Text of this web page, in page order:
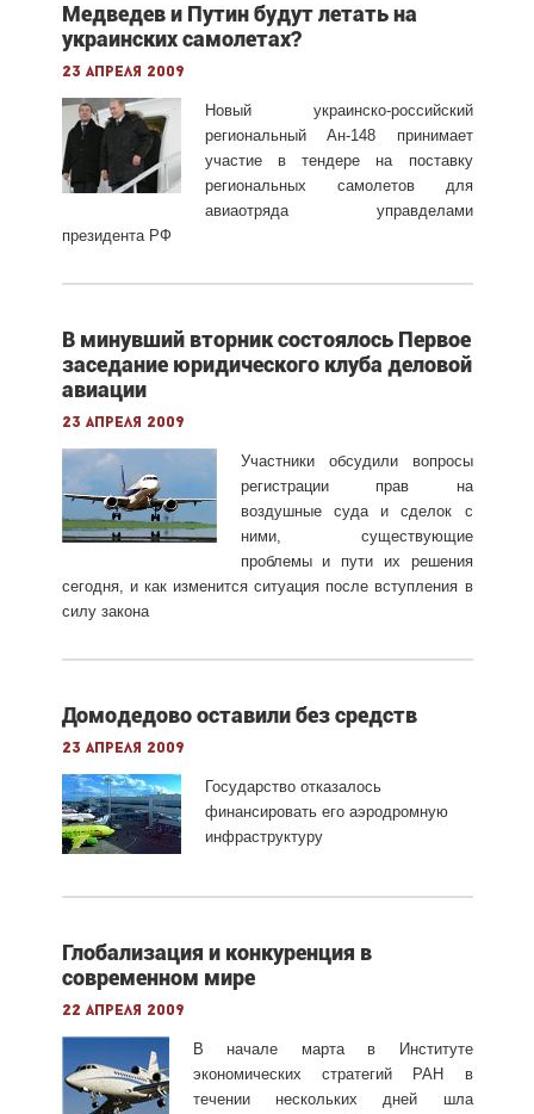
Медведев и Путин будут летать на
украинских самолетах?
23 апреля 2009
Новый украинско-российский
региональный Ан-148 принимает
участие в тендере на поставку
региональных самолетов для
авиаотряда управделами
президента РФ
В минувший вторник состоялось Первое
заседание юридического клуба деловой
авиации
23 апреля 2009
Участники обсудили вопросы
регистрации прав на
воздушные суда и сделок с
ними, существующие
проблемы и пути их решения
сегодня, и как изменится ситуация после вступления в
силу закона
Домодедово оставили без средств
23 апреля 2009
Государство отказалось
финансировать его аэродромную
инфраструктуру
Глобализация и конкуренция в
современном мире
22 апреля 2009
В начале марта в Институте
экономических стратегий РАН в
течении нескольких дней шла